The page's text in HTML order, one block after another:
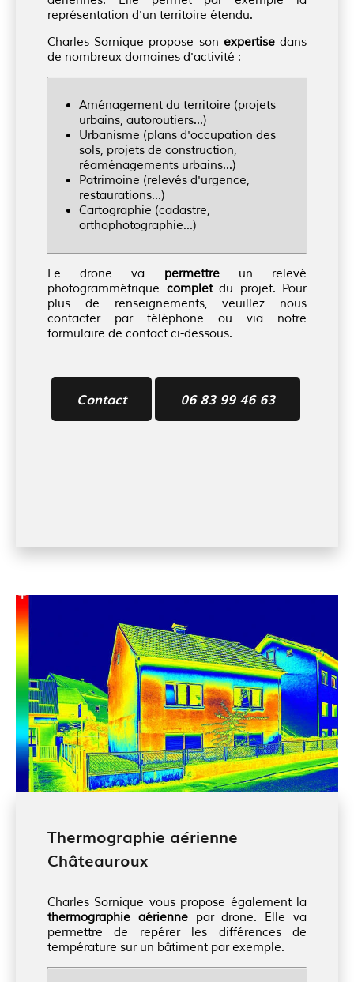
représentation d'un territoire étendu.
Charles Sornique propose son expertisedans
de nombreux domaines d'activité :
Aménagement du territoire (projets
urbains, autoroutiers...)
Urbanisme (plans d'occupation des
sols, projets de construction,
réaménagements urbains...)
Patrimoine (relevés d'urgence,
restaurations...)
Cartographie (cadastre,
orthophotographie...)
Le drone va permettreun relevé
photogrammétrique completdu projet. Pour
plus de renseignements, veuillez nous
contacter par téléphone ou via notre
formulaire de contact ci-dessous.
Contact 06 83 99 46 63
Thermographie aérienne
Châteauroux
Charles Sornique vous propose également la
thermographie aériennepar drone. Elle va
permettre de repérer les différences de
température sur un bâtiment par exemple.